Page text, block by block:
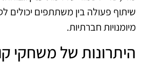
שיתוף פעולה בין משתתפים יכולים
מיומנויות חברתיות.
היתרונות של משחקי